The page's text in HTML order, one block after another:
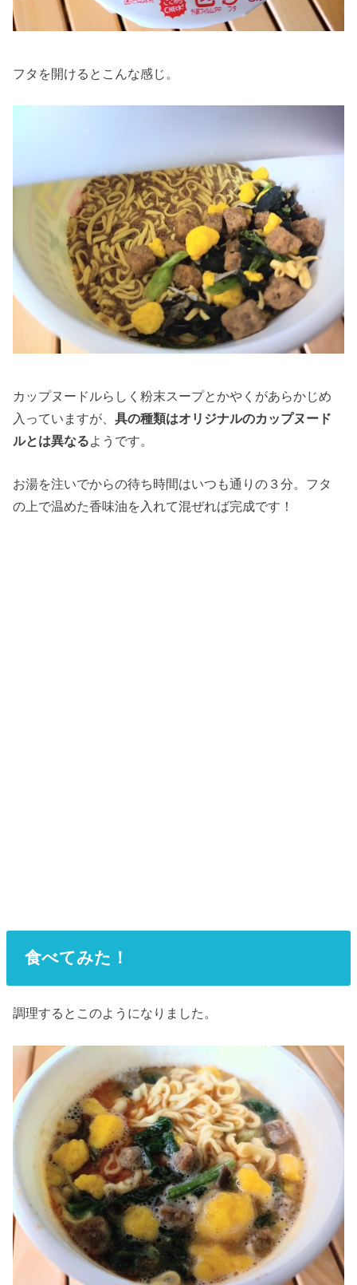
フタを開けるとこんな感じ。
カップヌードルらしく粉末スープとかやくがあらかじめ
入っていますが、具の種類はオリジナルのカップヌード
ルとは異なる ようです。
お湯を注いでからの待ち時間はいつも通りの３分。フタ
の上で温めた香味油を入れて混ぜれば完成です！
食べてみた！
調理するとこのようになりました。